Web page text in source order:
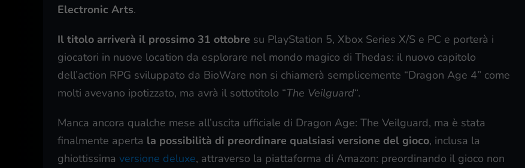
Electronic Arts.
Il titolo arriverà il prossimo 31 ottobre su PlayStation 5, Xbox Series X/S e PC e porterà i
giocatori in nuove location da esplorare nel mondo magico di Thedas: il nuovo capitolo
dell’action RPG sviluppato da BioWare non si chiamerà semplicemente “Dragon Age 4” come
molti avevano ipotizzato, ma avrà il sottotitolo “The Veilguard“.
Manca ancora qualche mese all’uscita ufficiale di Dragon Age: The Veilguard, ma è stata
finalmente aperta la possibilità di preordinare qualsiasi versione del gioco, inclusa la
ghiottissima versione deluxe, attraverso la piattaforma di Amazon: preordinando il gioco non